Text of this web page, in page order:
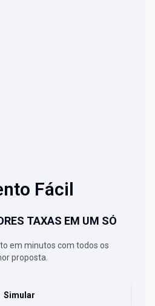
Fácil
TAXAS EM UM SÓ
em minutos com todos os
proposta.
Simular